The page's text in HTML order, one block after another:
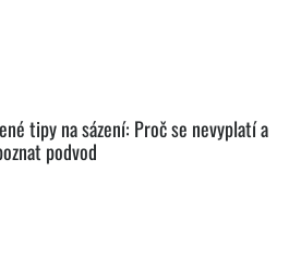
tipy na sázení: Proč se nevyplatí a
podvod